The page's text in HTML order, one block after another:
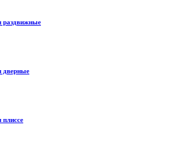
раздвижные
дверные
плиссе